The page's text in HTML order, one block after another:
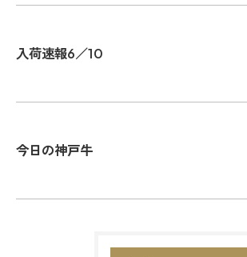
入荷速報6／10
今日の神戸牛